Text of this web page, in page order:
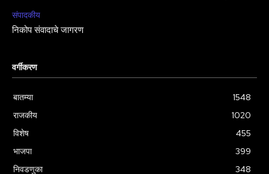
संपादकीय
निकोप संवादाचे जागरण
वर्गीकरण
बातम्या
1548
राजकीय
1020
विशेष
455
भाजपा
399
निवडणुका
348